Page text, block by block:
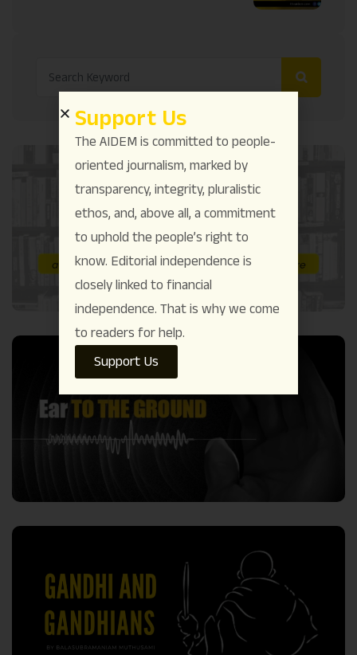
Support Us
The AIDEM is committed to people-
oriented journalism, marked by
transparency, integrity, pluralistic
ethos, and, above all, a commitment
to uphold the people’s right to
know. Editorial independence is
closely linked to financial
independence. That is why we come
to readers for help.
Support Us